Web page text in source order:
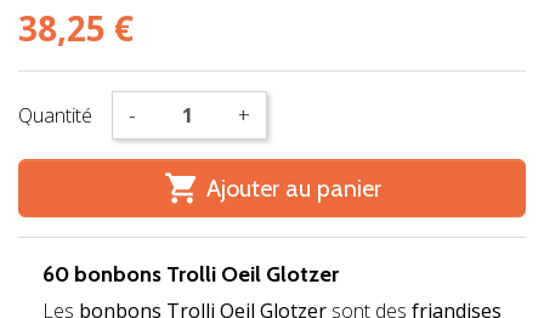
38,25 €
Quantité - +
 Ajouter au panier
60 bonbons Trolli Oeil Glotzer
Les bonbons Trolli Oeil Glotzer sont des friandises